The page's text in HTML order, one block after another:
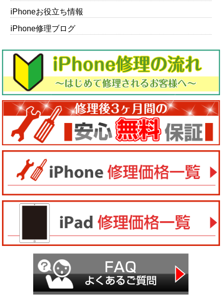
iPhoneお役立ち情報
iPhone修理ブログ